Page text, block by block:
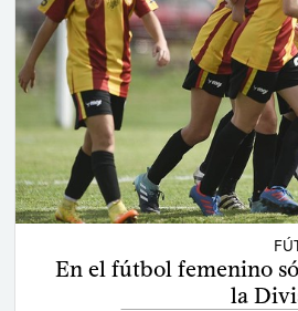
En el fútbol femenino
la